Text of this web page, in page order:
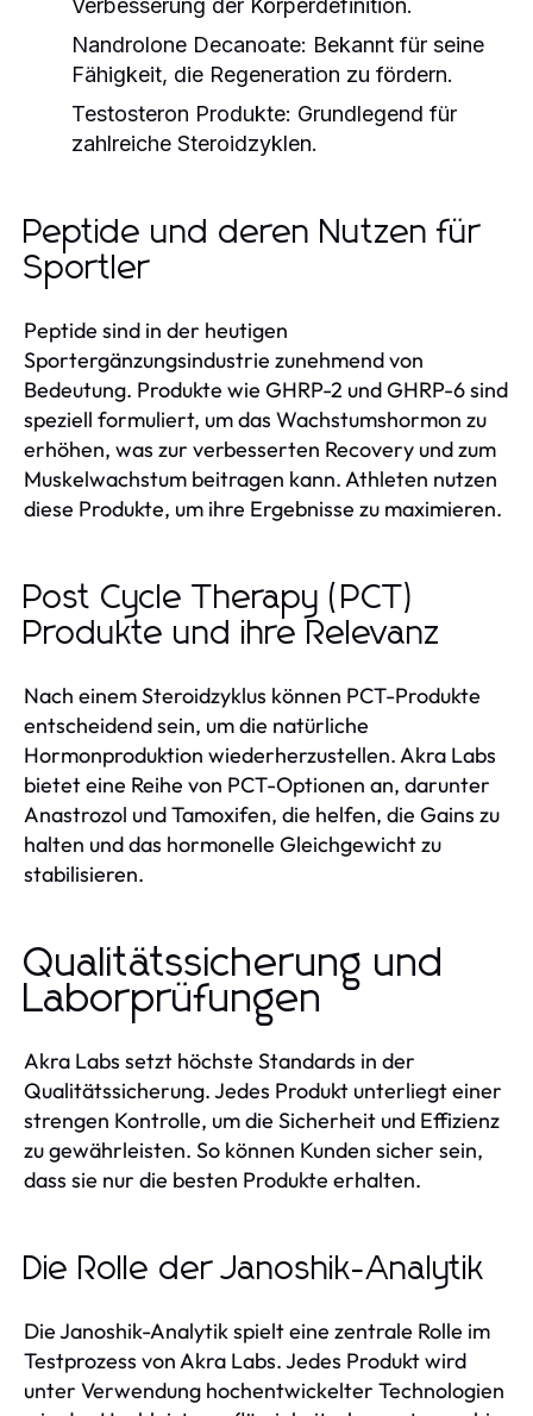
Verbesserung der Körperdefinition.
Nandrolone Decanoate: Bekannt für seine
Fähigkeit, die Regeneration zu fördern.
Testosteron Produkte: Grundlegend für
zahlreiche Steroidzyklen.
Peptide und deren Nutzen für
Sportler
Peptide sind in der heutigen
Sportergänzungsindustrie zunehmend von
Bedeutung. Produkte wie GHRP-2 und GHRP-6 sind
speziell formuliert, um das Wachstumshormon zu
erhöhen, was zur verbesserten Recovery und zum
Muskelwachstum beitragen kann. Athleten nutzen
diese Produkte, um ihre Ergebnisse zu maximieren.
Post Cycle Therapy (PCT)
Produkte und ihre Relevanz
Nach einem Steroidzyklus können PCT-Produkte
entscheidend sein, um die natürliche
Hormonproduktion wiederherzustellen. Akra Labs
bietet eine Reihe von PCT-Optionen an, darunter
Anastrozol und Tamoxifen, die helfen, die Gains zu
halten und das hormonelle Gleichgewicht zu
stabilisieren.
Qualitätssicherung und
Laborprüfungen
Akra Labs setzt höchste Standards in der
Qualitätssicherung. Jedes Produkt unterliegt einer
strengen Kontrolle, um die Sicherheit und Effizienz
zu gewährleisten. So können Kunden sicher sein,
dass sie nur die besten Produkte erhalten.
Die Rolle der Janoshik-Analytik
Die Janoshik-Analytik spielt eine zentrale Rolle im
Testprozess von Akra Labs. Jedes Produkt wird
unter Verwendung hochentwickelter Technologien